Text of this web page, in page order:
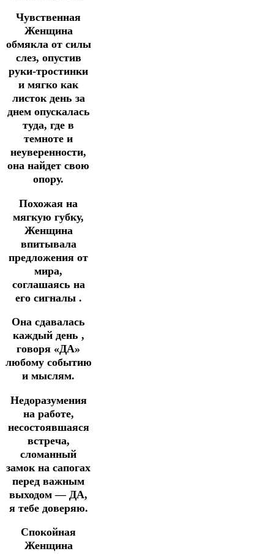
Чувственная
Женщина
обмякла от силы
слез, опустив
руки-тростинки
и мягко как
листок день за
днем опускалась
туда, где в
темноте и
неуверенности,
она найдет свою
опору.
Похожая на
мягкую губку,
Женщина
впитывала
предложения от
мира,
соглашаясь на
его сигналы .
Она сдавалась
каждый день ,
говоря «ДА»
любому событию
и мыслям.
Недоразумения
на работе,
несостоявшаяся
встреча,
сломанный
замок на сапогах
перед важным
выходом — ДА,
я тебе доверяю.
Спокойная
Женщина